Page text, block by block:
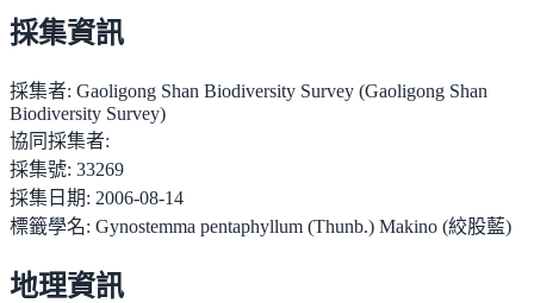
採集資訊
採集者: Gaoligong Shan Biodiversity Survey (Gaoligong Shan
Biodiversity Survey)
協同採集者:
採集號: 33269
採集日期: 2006-08-14
標籤學名: Gynostemma pentaphyllum (Thunb.) Makino (絞股藍)
地理資訊